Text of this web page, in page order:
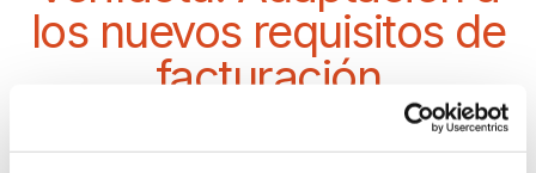
los nuevos requisitos de
facturación